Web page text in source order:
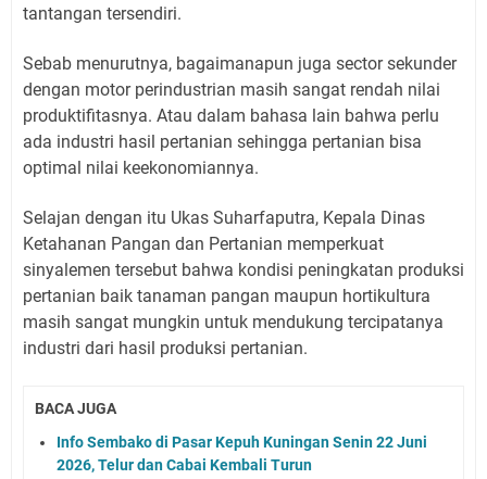
tantangan tersendiri.
Sebab menurutnya, bagaimanapun juga sector sekunder
dengan motor perindustrian masih sangat rendah nilai
produktifitasnya. Atau dalam bahasa lain bahwa perlu
ada industri hasil pertanian sehingga pertanian bisa
optimal nilai keekonomiannya.
Selajan dengan itu Ukas Suharfaputra, Kepala Dinas
Ketahanan Pangan dan Pertanian memperkuat
sinyalemen tersebut bahwa kondisi peningkatan produksi
pertanian baik tanaman pangan maupun hortikultura
masih sangat mungkin untuk mendukung tercipatanya
industri dari hasil produksi pertanian.
BACA JUGA
Info Sembako di Pasar Kepuh Kuningan Senin 22 Juni
2026, Telur dan Cabai Kembali Turun